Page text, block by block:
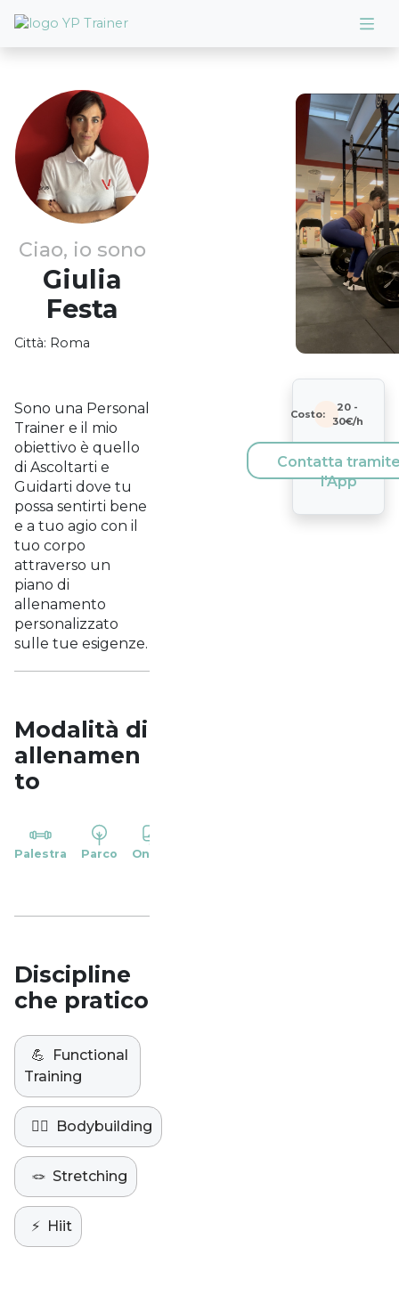
Ciao, io sono
Giulia
Festa
Città: Roma
Sono una Personal
Trainer e il mio
obiettivo è quello
di Ascoltarti e
Guidarti dove tu
possa sentirti bene
e a tuo agio con il
tuo corpo
attraverso un
piano di
allenamento
personalizzato
sulle tue esigenze.
Modalità di
allenamen
to
Palestra Parco Online
Discipline
che pratico
💪
Functional
Training
🏋️‍♀️ Bodybuilding
🪢 Stretching
⚡️ Hiit
Costo:
20 -
30€/h
Contatta
l'App